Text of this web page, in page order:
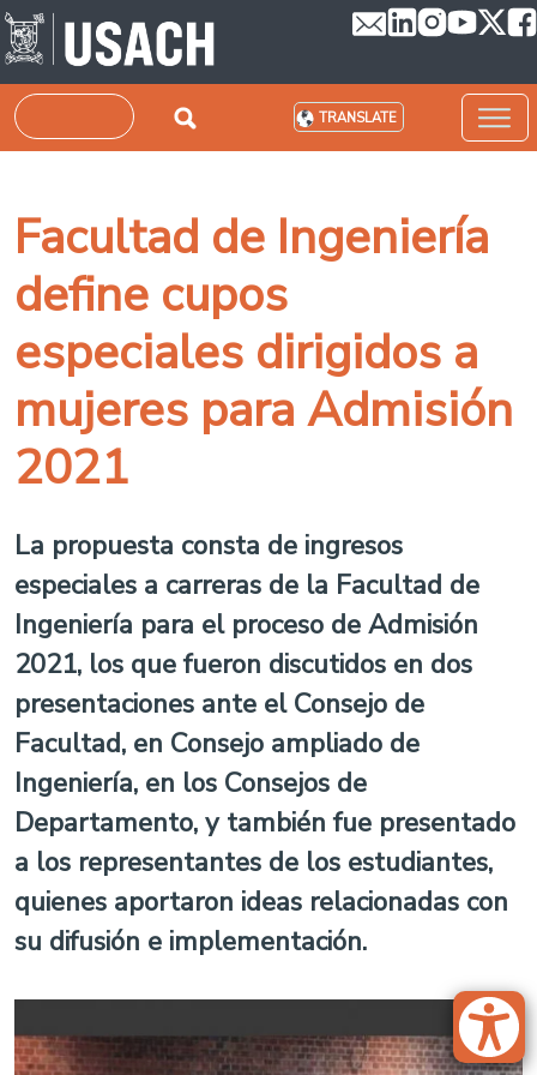
Skip to main content
Search TRANSLATE
Facultad de Ingeniería
define cupos
especiales dirigidos a
mujeres para Admisión
2021
La propuesta consta de ingresos
especiales a carreras de la Facultad de
Ingeniería para el proceso de Admisión
2021, los que fueron discutidos en dos
presentaciones ante el Consejo de
Facultad, en Consejo ampliado de
Ingeniería, en los Consejos de
Departamento, y también fue presentado
a los representantes de los estudiantes,
quienes aportaron ideas relacionadas con
su difusión e implementación.